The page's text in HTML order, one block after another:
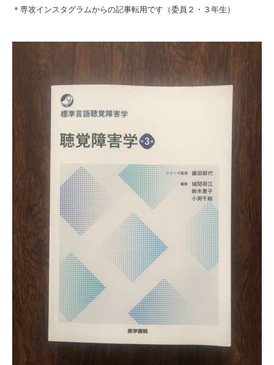
＊専攻インスタグラムからの記事転用です（委員２・３年生）